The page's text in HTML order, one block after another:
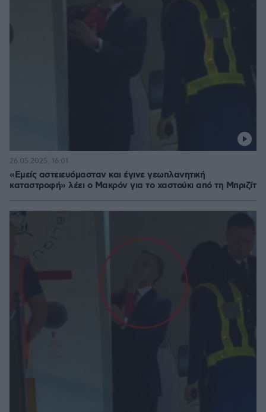
«Εμείς αστειευόμασταν και έγινε γεωπλανητική
καταστροφή» λέει ο Μακρόν για το χαστούκι από τη Μπριζίτ
26.05.2025, 16:01